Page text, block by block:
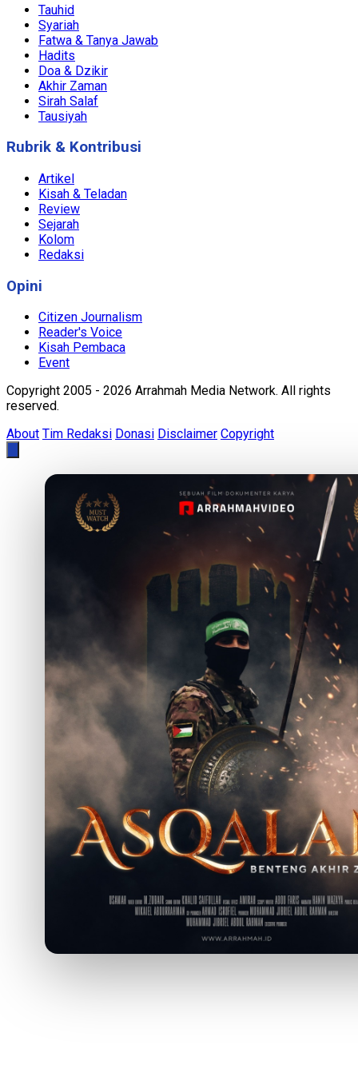
Tauhid
Syariah
Fatwa & Tanya Jawab
Hadits
Doa & Dzikir
Akhir Zaman
Sirah Salaf
Tausiyah
Rubrik & Kontribusi
Artikel
Kisah & Teladan
Review
Sejarah
Kolom
Redaksi
Opini
Citizen Journalism
Reader's Voice
Kisah Pembaca
Event
Copyright 2005 - 2026 Arrahmah Media Network. All rights
reserved.
About Tim Redaksi Donasi Disclaimer Copyright